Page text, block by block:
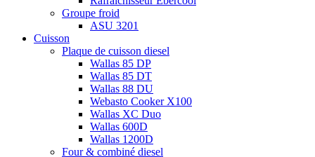
Groupe froid
ASU 3201
Cuisson
Plaque de cuisson diesel
Wallas 85 DP
Wallas 85 DT
Wallas 88 DU
Webasto Cooker X100
Wallas XC Duo
Wallas 600D
Wallas 1200D
Four & combiné diesel